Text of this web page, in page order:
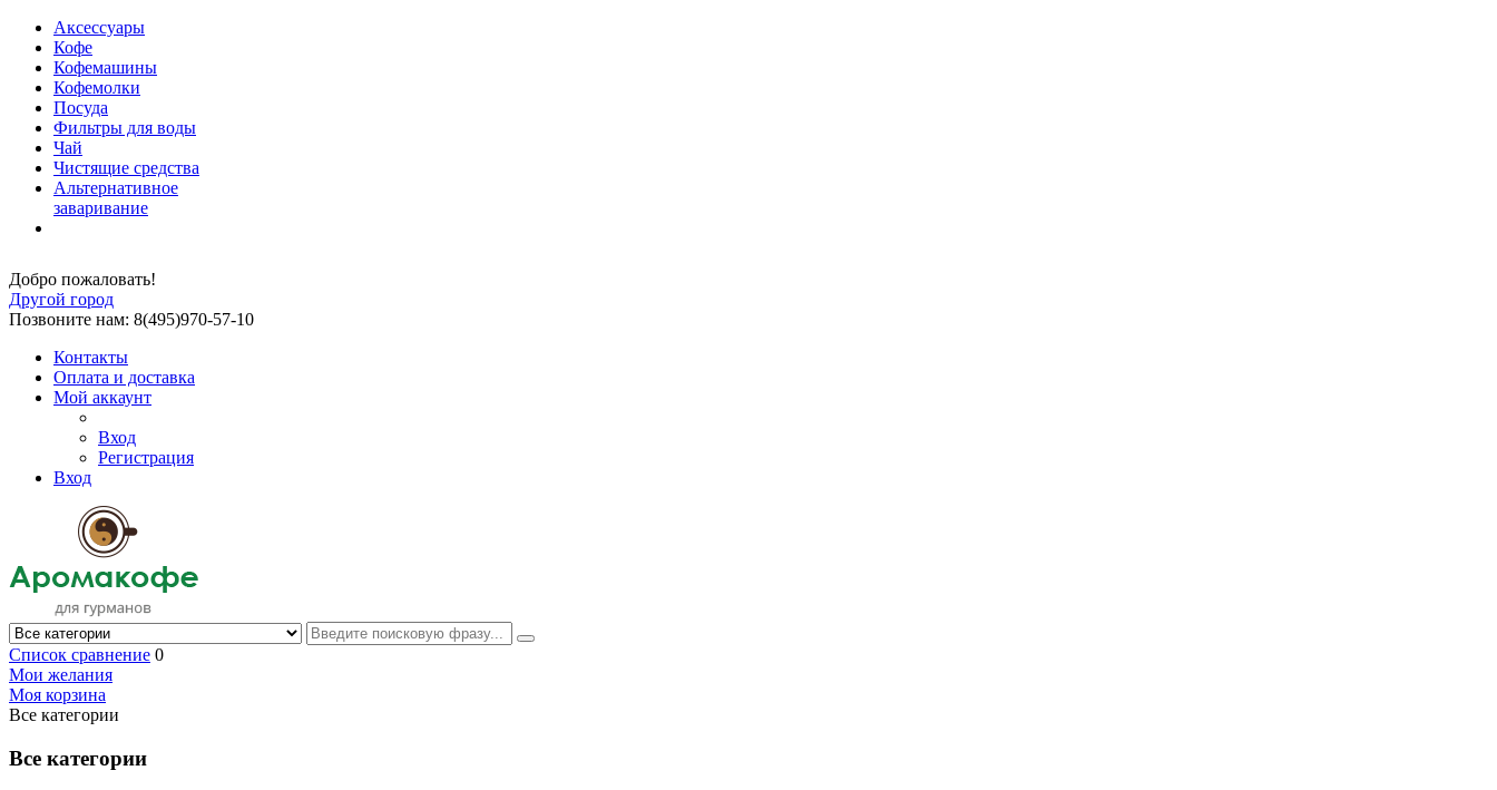
Аксессуары
Кофе
Кофемашины
Кофемолки
Посуда
Фильтры для воды
Чай
Чистящие средства
Альтернативное
заваривание
Добро пожаловать!
Другой город
Позвоните нам: 8(495)970-57-10
Контакты
Оплата и доставка
Мой аккаунт
Вход
Регистрация
Вход
Список сравнение 0
Мои желания
Моя корзина
Все категории
Все категории